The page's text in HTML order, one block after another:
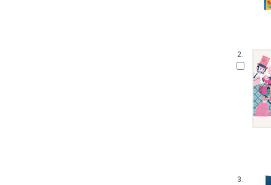
2.
3.